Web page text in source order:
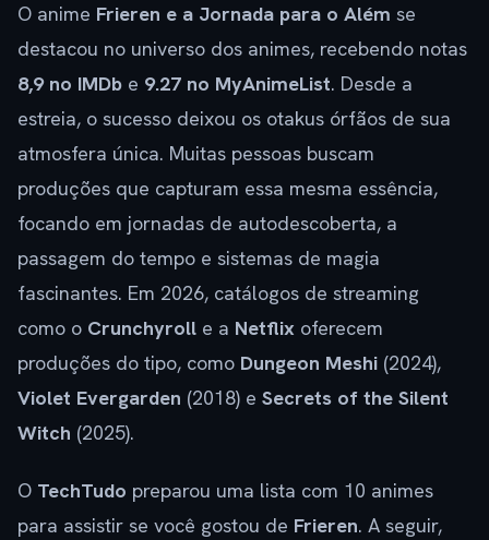
O anime Frieren e a Jornada para o Além se
destacou no universo dos animes, recebendo notas
8,9 no IMDb e 9.27 no MyAnimeList. Desde a
estreia, o sucesso deixou os otakus órfãos de sua
atmosfera única. Muitas pessoas buscam
produções que capturam essa mesma essência,
focando em jornadas de autodescoberta, a
passagem do tempo e sistemas de magia
fascinantes. Em 2026, catálogos de streaming
como o Crunchyroll e a Netflix oferecem
produções do tipo, como Dungeon Meshi (2024),
Violet Evergarden (2018) e Secrets of the Silent
Witch (2025).
O TechTudo preparou uma lista com 10 animes
para assistir se você gostou de Frieren. A seguir,